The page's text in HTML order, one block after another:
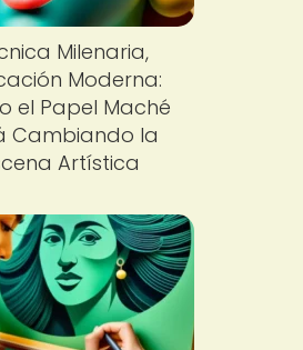
Milenaria,
Moderna:
el Papel Maché
Cambiando la
Artística